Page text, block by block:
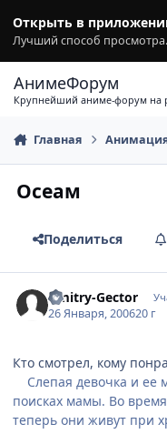
Открыть в
Лучший способ просмотра.
АнимеФорум
Крупнейший аниме-форум на
Главная
Осеам
Поделиться
Dmitry-Gector
26 Января, 200620 г
Кто смотрел, кому
Слепая девочка и ее
поисках мамы. Во
теперь они живут при